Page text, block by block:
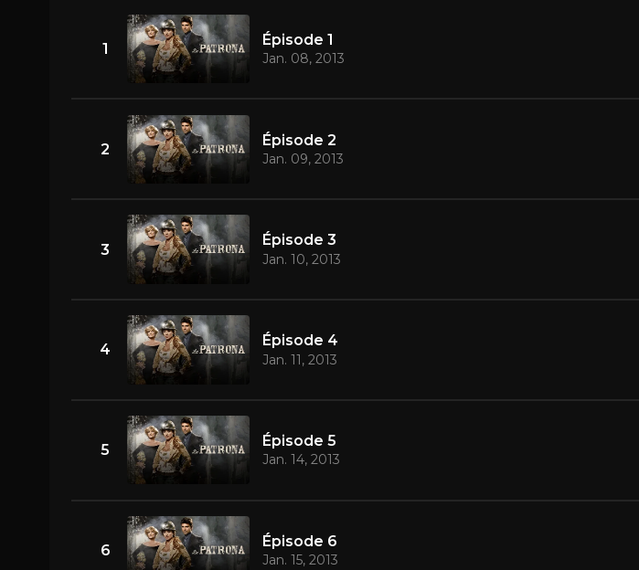
1
Épisode 1
Jan. 08, 2013
2
Épisode 2
Jan. 09, 2013
3
Épisode 3
Jan. 10, 2013
4
Épisode 4
Jan. 11, 2013
5
Épisode 5
Jan. 14, 2013
6
Épisode 6
Jan. 15, 2013